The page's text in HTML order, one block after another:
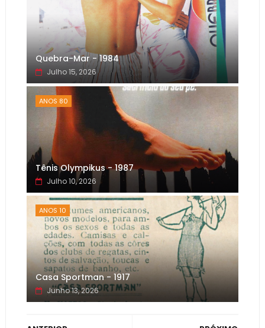
Quebra-Mar - 1984
Julho 15, 2026
ANOS 80
Tênis Olympikus - 1987
Julho 10, 2026
ANOS 10
Casa Sportman - 1917
Junho 13, 2026